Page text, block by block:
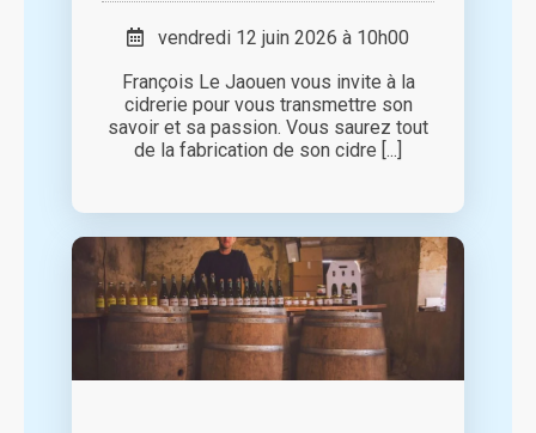
vendredi 12 juin 2026 à 10h00
François Le Jaouen vous invite à la
cidrerie pour vous transmettre son
savoir et sa passion. Vous saurez tout
de la fabrication de son cidre [...]